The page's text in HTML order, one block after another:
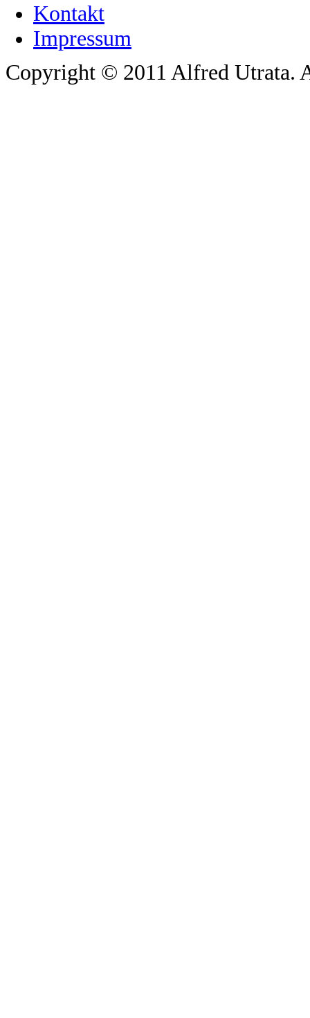
Kontakt
Impressum
Copyright © 2011 Alfred Utrata.